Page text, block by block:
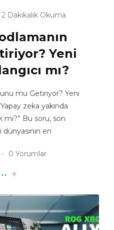
2 Dakikalık Okuma
Yeni
mı?
mu Getiriyor? Yeni
zeka yakında
mı?” Bu soru, son
en
0 Yorumlar